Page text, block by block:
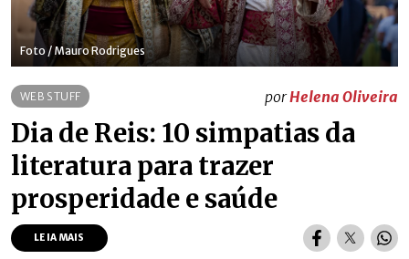
Foto / Mauro Rodrigues
WEB STUFF porHelena Oliveira
Dia de Reis: 10 simpatias da
literatura para trazer
prosperidade e saúde
LEIA MAIS